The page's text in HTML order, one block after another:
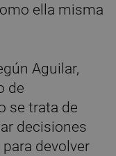
ella misma
Aguilar,
de
se trata de
decisiones
devolver